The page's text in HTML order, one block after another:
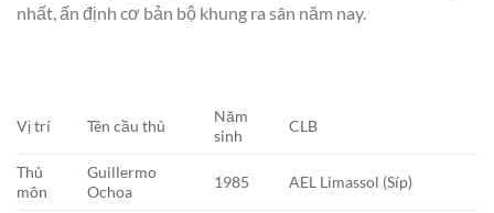
nhất, ấn định cơ bản bộ khung ra sân năm nay.
Vị trí Tên cầu thủ
Năm
sinh
CLB
Thủ
môn
Guillermo
Ochoa
1985 AEL Limassol (Síp)